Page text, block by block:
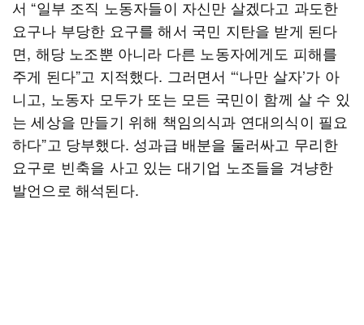
서 “일부 조직 노동자들이 자신만 살겠다고 과도한
요구나 부당한 요구를 해서 국민 지탄을 받게 된다
면, 해당 노조뿐 아니라 다른 노동자에게도 피해를
주게 된다”고 지적했다. 그러면서 “‘나만 살자’가 아
니고, 노동자 모두가 또는 모든 국민이 함께 살 수 있
는 세상을 만들기 위해 책임의식과 연대의식이 필요
하다”고 당부했다. 성과급 배분을 둘러싸고 무리한
요구로 빈축을 사고 있는 대기업 노조들을 겨냥한
발언으로 해석된다.